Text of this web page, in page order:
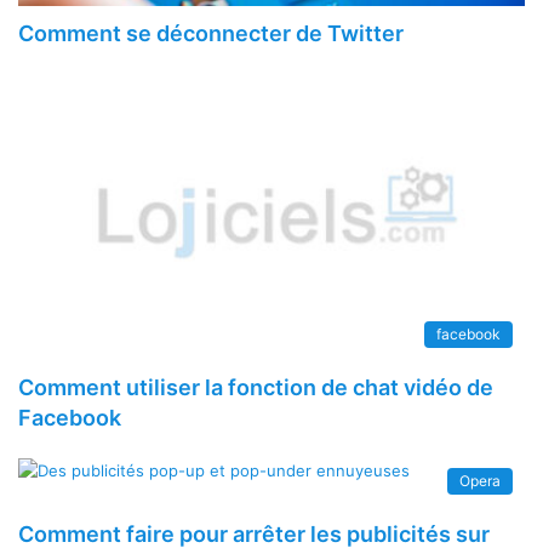
Comment se déconnecter de Twitter
facebook
Comment utiliser la fonction de chat vidéo de
Facebook
Opera
Comment faire pour arrêter les publicités sur